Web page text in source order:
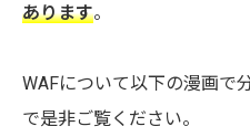
あります。
WAFについて以下の漫画で
で是非ご覧ください。